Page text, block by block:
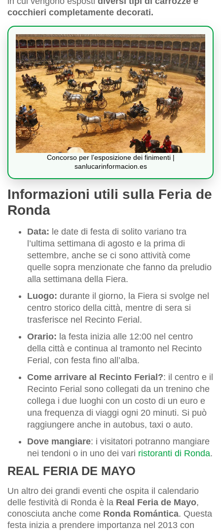
cocchieri completamente decorati.
Concorso per l’esposizione dei finimenti |
sanlucarinformacion.es
Informazioni utili sulla Feria de
Ronda
Data: le date di festa di solito variano tra
l’ultima settimana di agosto e la prima di
settembre, anche se ci sono attività come
quelle sopra menzionate che fanno da preludio
alla settimana della Fiera.
Luogo: durante il giorno, la Fiera si svolge nel
centro storico della città, mentre di sera si
trasferisce nel Recinto Ferial.
Orario: la festa inizia alle 12:00 nel centro
della città e continua al tramonto nel Recinto
Ferial, con festa fino all’alba.
Come arrivare al Recinto Ferial?: il centro e il
Recinto Ferial sono collegati da un trenino che
collega i due luoghi con un costo di un euro e
una frequenza di viaggi ogni 20 minuti. Si può
raggiungere anche in autobus, taxi o auto.
Dove mangiare: i visitatori potranno mangiare
nei tendoni o in uno dei vari ristoranti di Ronda.
REAL FERIA DE MAYO
Un altro dei grandi eventi che ospita il calendario
delle festività di Ronda è la Real Feria de Mayo,
conosciuta anche come Ronda Romántica. Questa
festa inizia a prendere importanza nel 2013 con